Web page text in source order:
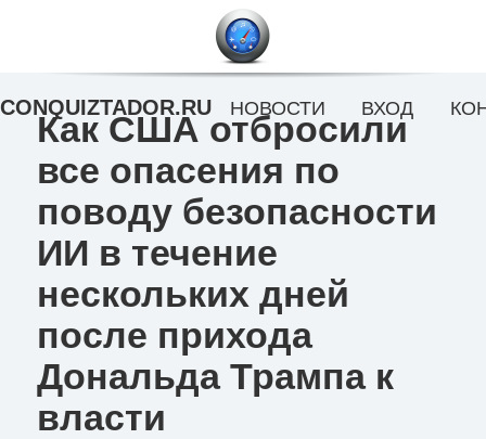
Как США отбросили
все опасения по
поводу безопасности
ИИ в течение
нескольких дней
после прихода
Дональда Трампа к
власти
CONQUIZTADOR.RU НОВОСТИ ВХОД